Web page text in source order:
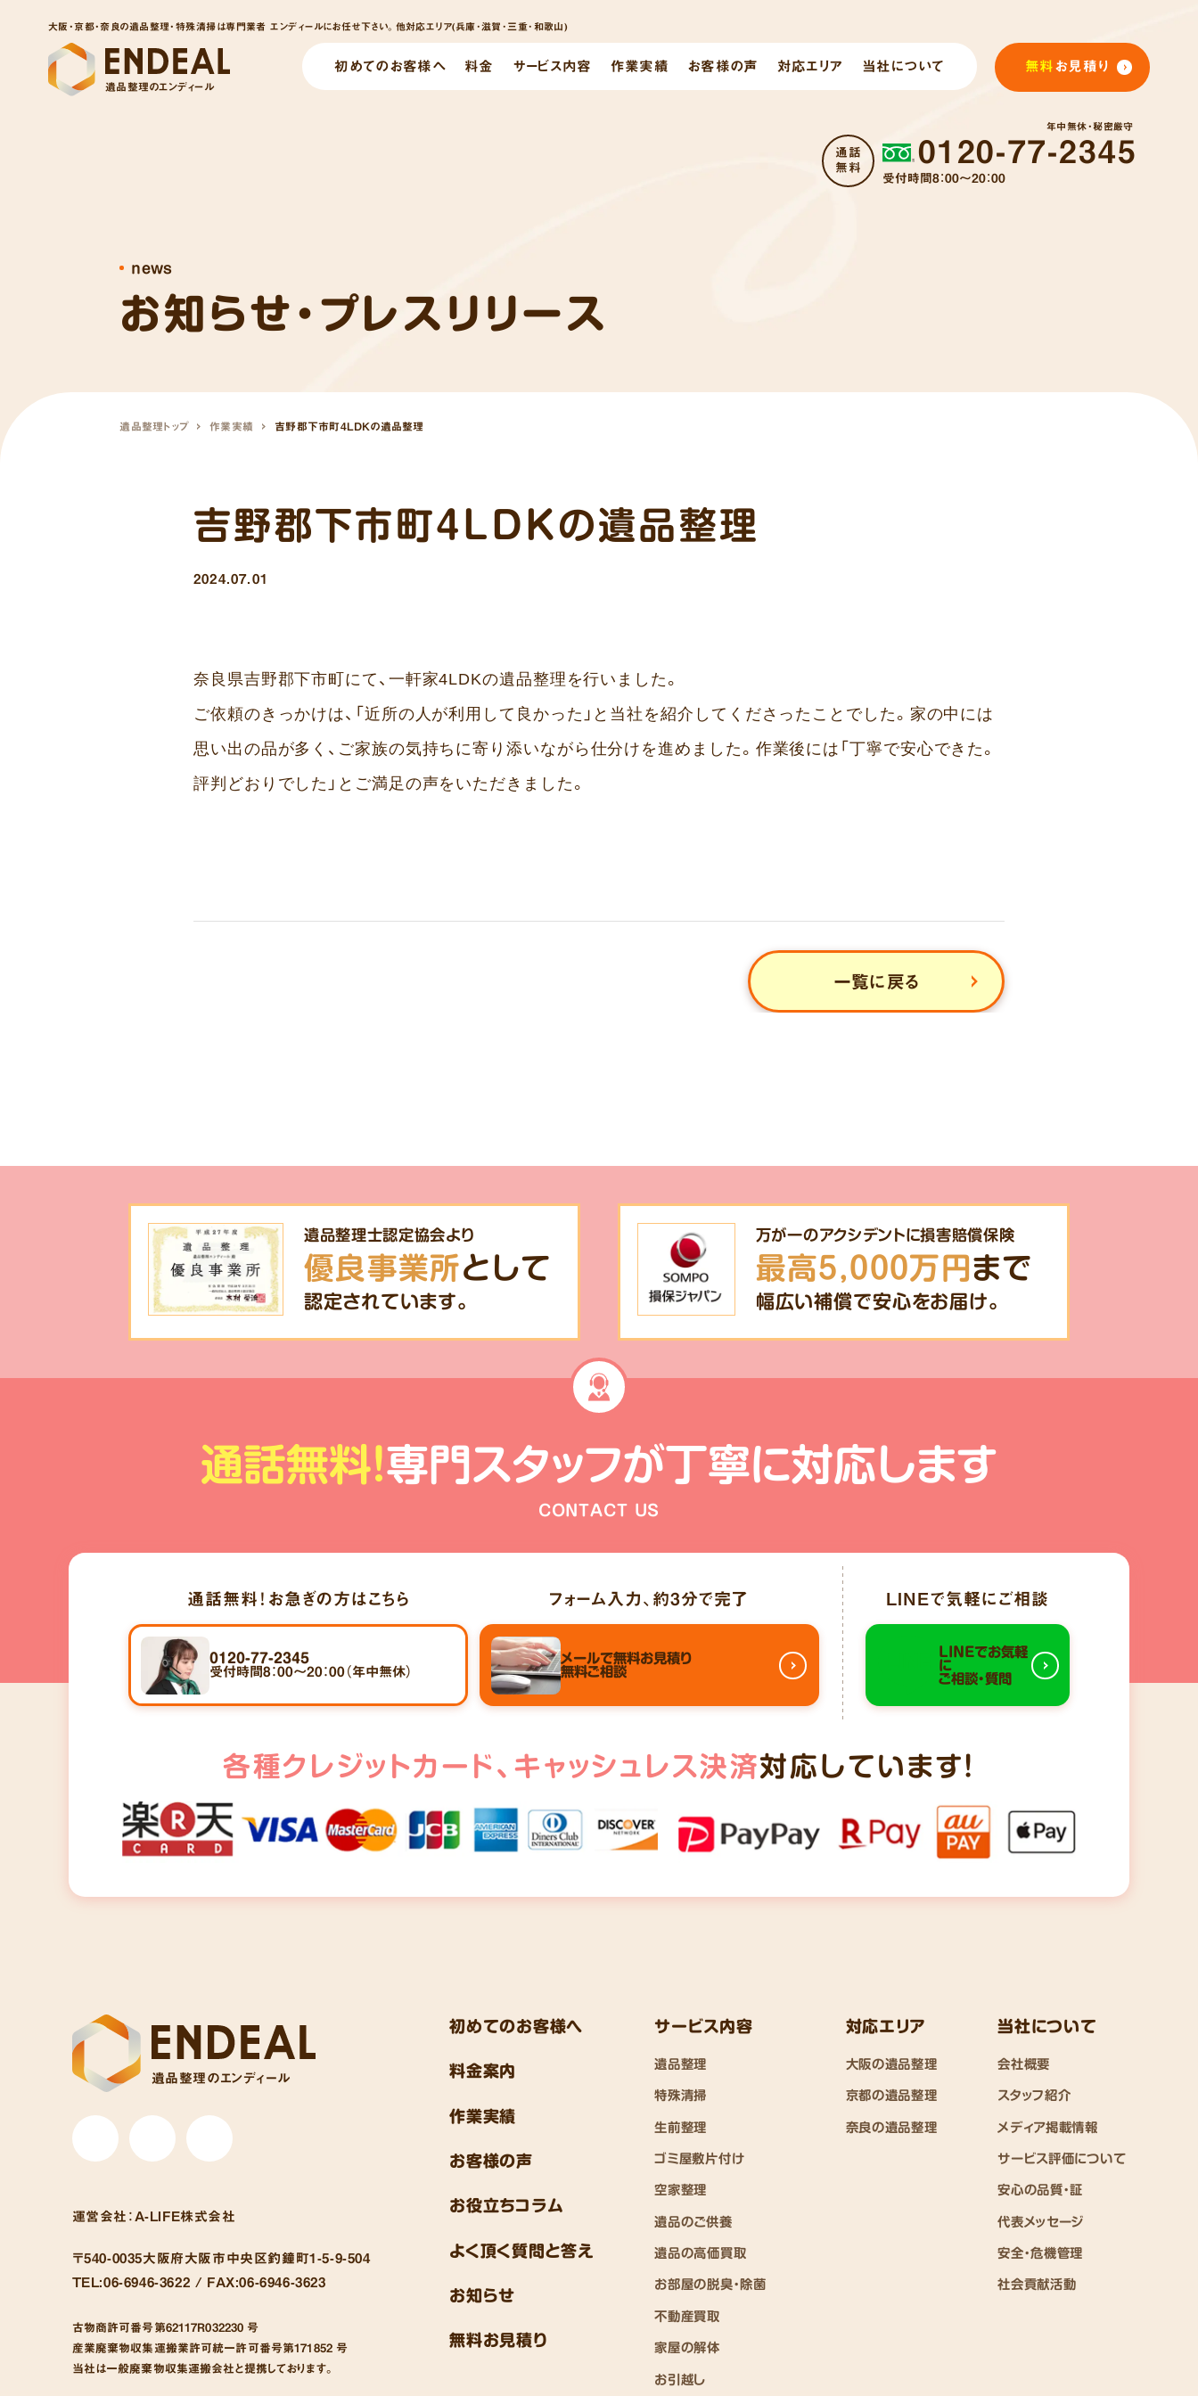
大阪・京都・奈良の遺品整理・特殊清掃は専門業者 エンディールにお任せ下さい。他対応エリア(兵庫･滋賀･三重･和歌山)
遺品整理のエンディール
初めてのお客様へ 料金 サービス内容 作業実績 お客様の声 対応エリア 当社について 無料お見積り
0120-77-2345
受付時間8：00～20：00
通話
無料
年中無休・秘密厳守
お知らせ・プレスリリース
news
遺品整理トップ 作業実績 吉野郡下市町4LDKの遺品整理
吉野郡下市町4LDKの遺品整理
2024.07.01
奈良県吉野郡下市町にて、一軒家4LDKの遺品整理を行いました。
ご依頼のきっかけは、「近所の人が利用して良かった」と当社を紹介してくださったことでした。家の中には
思い出の品が多く、ご家族の気持ちに寄り添いながら仕分けを進めました。作業後には「丁寧で安心できた。
評判どおりでした」とご満足の声をいただきました。
一覧に戻る
遺品整理士認定協会より
優良事業所として
認定されています。
万が一のアクシデントに損害賠償保険
最高5,000万円まで
幅広い補償で安心をお届け。
通話無料!専門スタッフが丁寧に対応します
CONTACT US
通話無料！ お急ぎの方はこちら
0120-77-2345
受付時間8：00～20：00（年中無休）
フォーム入力、 約3分で完了
メールで無料お見積り
無料ご相談
LINEで気軽にご相談
LINEでお気軽
に
ご相談・質問
各種クレジットカード、 キャッシュレス決済対応しています!
遺品整理のエンディール
初めてのお客様へ
料金案内
作業実績
お客様の声
お役立ちコラム
よく頂く質問と答え
お知らせ
無料お見積り
サービス内容
遺品整理
特殊清掃
生前整理
ゴミ屋敷片付け
空家整理
遺品のご供養
遺品の高価買取
お部屋の脱臭・除菌
不動産買取
家屋の解体
お引越し
対応エリア
大阪の遺品整理
京都の遺品整理
奈良の遺品整理
当社について
会社概要
スタッフ紹介
メディア掲載情報
サービス評価について
安心の品質・証
代表メッセージ
安全・危機管理
社会貢献活動
運営会社： A-LIFE株式会社
〒540-0035大阪府大阪市中央区釣鐘町1-5-9-504
TEL:06-6946-3622 / FAX:06-6946-3623
古物商許可番号第62117R032230 号
産業廃棄物収集運搬業許可統一許可番号第171852 号
当社は一般廃棄物収集運搬会社と提携しております。